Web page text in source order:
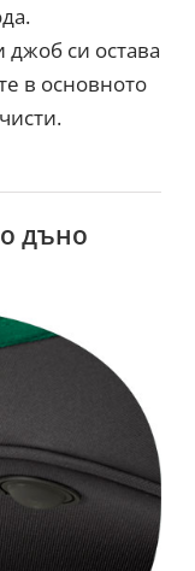
джоб си остава
в основното
дъно